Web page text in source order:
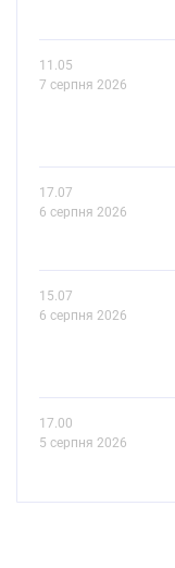
11.05
7 серпня 2026
17.07
6 серпня 2026
15.07
6 серпня 2026
17.00
5 серпня 2026